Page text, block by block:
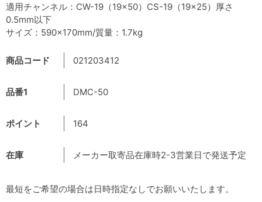
商品コード 021203412
品番1 DMC-50
ポイント 164
在庫 メーカー取寄品在庫時2-3営業日で発送予定
適用チャンネル：CW-19（19×50）CS-19（19×25）厚さ
0.5mm以下
サイズ：590×170mm/質量：1.7kg
最短をご希望の場合は日時指定なしでお願いいたします。